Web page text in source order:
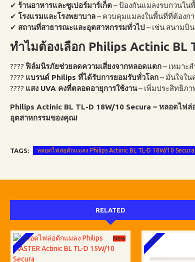
✔ ร้านอาหารและซูเปอร์มาร์เก็ต– ป้องกันแมลงรบกวนใน
✔ โรงแรมและโรงพยาบาล– ควบคุมแมลงในพื้นที่ที่ต้องก
✔ สถานที่สาธารณะและอุตสาหกรรมทั่วไป – เช่น สนามบิ
ทำไมต้องเลือก Philips Actinic BL
???? ฟิล์มนิรภัยช่วยลดความเสี่ยงจากหลอดแตก– เหมาะ
???? แบรนด์ Philips ที่ได้รับการยอมรับทั่วโลก– มั่นใจใ
???? แสง UVA คงที่ตลอดอายุการใช้งาน– เพิ่มประสิทธิภ
Philips Actinic BL TL-D 18W/10 Secura – หลอดไฟ
อุตสาหกรรมของคุณ!
TAGS: หลอดไฟล่อดักแมลง Philips Actinic BL TL-D 18W/10 Secura
RELATED
New
Free Free